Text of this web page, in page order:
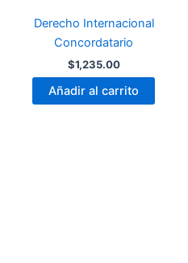
Derecho Internacional
Concordatario
$1,235.00
Añadir al carrito